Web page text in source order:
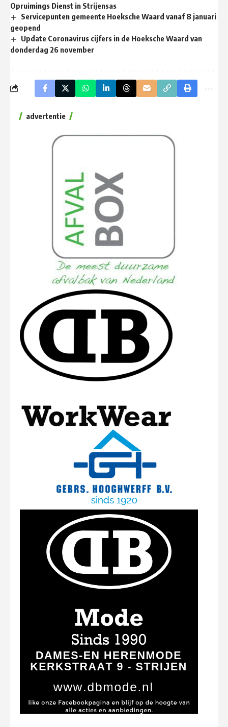
Opruimings Dienst in Strijensas
Servicepunten gemeente Hoeksche Waard vanaf 8 januari
geopend
Update Coronavirus cijfers in de Hoeksche Waard van
donderdag 26 november
advertentie